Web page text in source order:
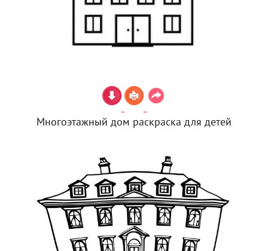
Многоэтажный дом раскраска для детей